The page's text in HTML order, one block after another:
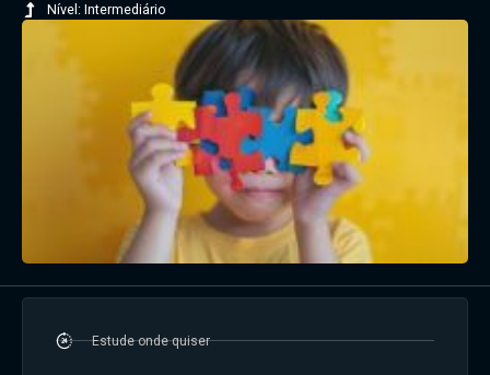
Nível: Intermediário
Estude onde quiser